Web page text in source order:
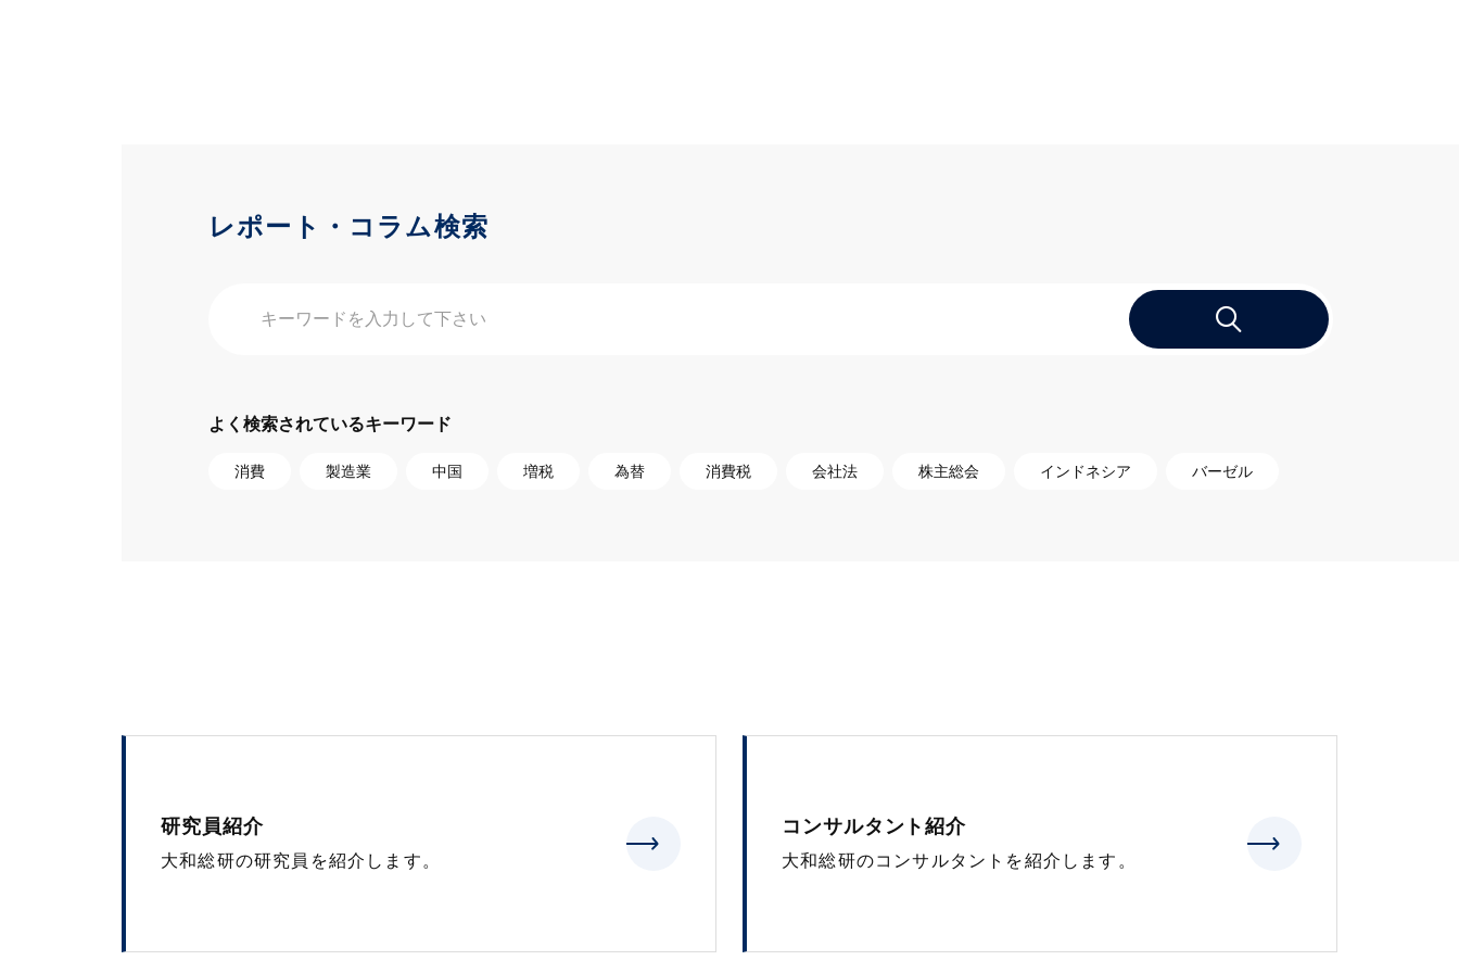
レポート・コラム検索
よく検索されているキーワード
消費 製造業 中国 増税 為替 消費税 会社法 株主総会 インドネシア バーゼル
研究員紹介
大和総研の研究員を紹介します。
コンサルタント紹介
大和総研のコンサルタントを紹介します。